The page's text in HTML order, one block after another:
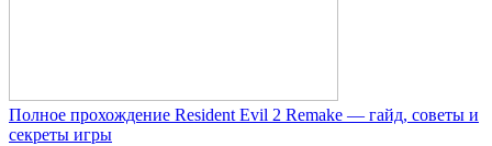
Полное прохождение Resident Evil 2 Remake — гайд, советы и
секреты игры